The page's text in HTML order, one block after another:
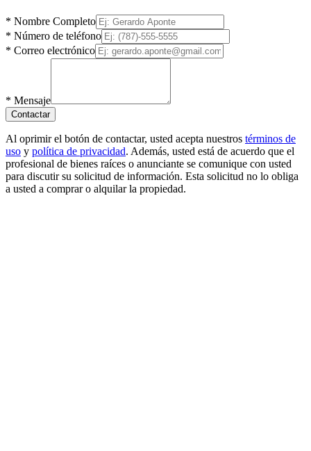
* Nombre Completo
* Número de teléfono
* Correo electrónico
* Mensaje
Contactar
Al oprimir el botón de contactar, usted acepta nuestros términos de
uso y política de privacidad. Además, usted está de acuerdo que el
profesional de bienes raíces o anunciante se comunique con usted
para discutir su solicitud de información. Esta solicitud no lo obliga
a usted a comprar o alquilar la propiedad.